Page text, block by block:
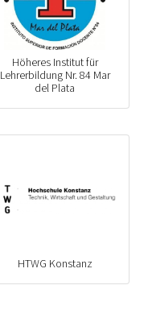
Höheres Institut für
Lehrerbildung Nr. 84 Mar
del Plata
HTWG Konstanz